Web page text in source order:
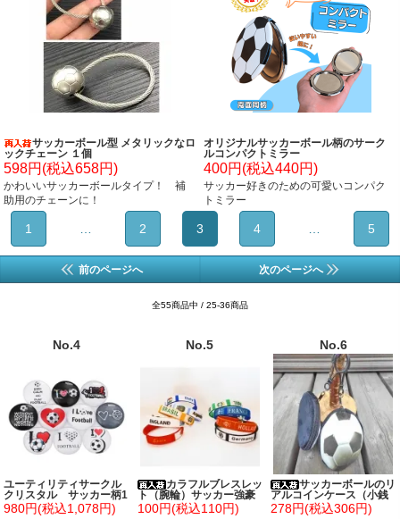
サッカーボール型 メタリックなロ
ックチェーン １個
598円(税込658円)
かわいいサッカーボールタイプ！ 補
助用のチェーンに！
オリジナルサッカーボール柄のサーク
ルコンパクトミラー
400円(税込440円)
サッカー好きのための可愛いコンパク
トミラー
1 … 2 3 4 … 5
前のページへ 次のページへ
全55商品中 / 25-36商品
No.4
ユーティリティサークル
クリスタル サッカー柄1
0種類セット
980円(税込1,078円)
No.5
カラフルブレスレッ
ト（腕輪）サッカー強豪
国タイプ１個
100円(税込110円)
No.6
サッカーボールのリ
アルコインケース（小銭
入れ） フック付 １個
278円(税込306円)